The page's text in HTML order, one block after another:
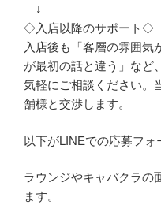
↓
◇入店以降のサポート◇
入店後も「客層の雰囲気
が最初の話と違う」など
気軽にご相談ください。
舗様と交渉します。
以下がLINEでの応募フォ
ラウンジやキャバクラの
ます。